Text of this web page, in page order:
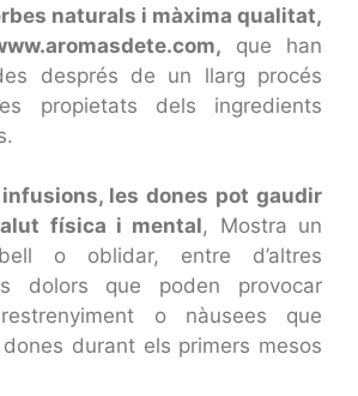
naturals i màxima qualitat,
que han
després de un llarg procés
propietats dels ingredients
les dones pot gaudir
física i mental, Mostra un
o oblidar, entre d’altres
dolors que poden provocar
o nàusees que
durant els primers mesos